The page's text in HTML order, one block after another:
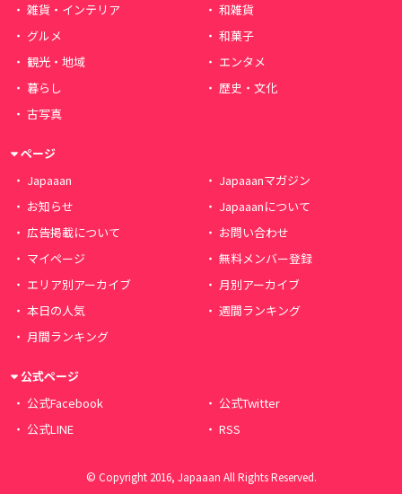
雑貨・インテリア
和雑貨
グルメ
和菓子
観光・地域
エンタメ
暮らし
歴史・文化
古写真
ページ
Japaaan
Japaaanマガジン
お知らせ
Japaaanについて
広告掲載について
お問い合わせ
マイページ
無料メンバー登録
エリア別アーカイブ
月別アーカイブ
本日の人気
週間ランキング
月間ランキング
公式ページ
公式Facebook
公式Twitter
公式LINE
RSS
© Copyright 2016, Japaaan All Rights Reserved.